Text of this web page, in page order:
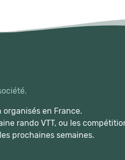
en France.
rando VTT, ou les
prochaines semaines.